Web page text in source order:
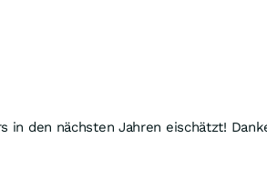
den nächsten Jahren eischätzt!